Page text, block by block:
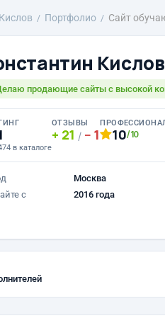
Портфолио Сайт
Кислов
продающие сайты с высокой
в каталоге
ОТЗЫВЫ
21 / 1 10/10
Москва
с
2016 года